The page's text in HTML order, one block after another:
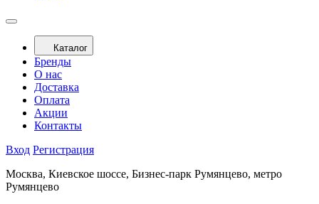
Каталог
Бренды
О нас
Доставка
Оплата
Акции
Контакты
Вход Регистрация
Москва, Киевское шоссе, Бизнес-парк Румянцево, метро
Румянцево